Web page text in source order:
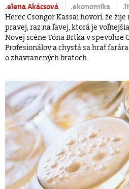
.elena Akácsová .ekonomika
Herec Csongor Kassai hovorí, že
pravej, raz na ľavej, ktorá je
Novej scéne Tóna Brtka v spevohre
Profesionálov a chystá sa hrať
o zhavranených bratoch.